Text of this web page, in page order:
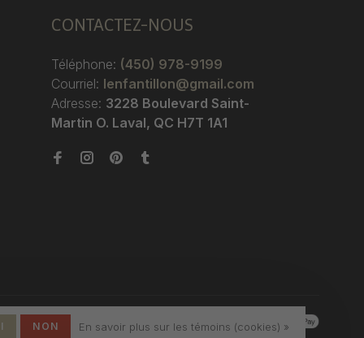
CONTACTEZ-NOUS
Téléphone: (450) 978-9199
Courriel: lenfantillon@gmail.com
Adresse: 3228 Boulevard Saint-
Martin O. Laval, QC H7T 1A1
NON En savoir plus sur les témoins (cookies) »